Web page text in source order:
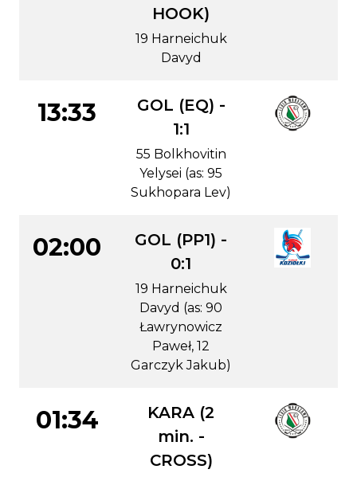
HOOK)
19 Harneichuk
Davyd
13:33
GOL (EQ) -
1:1
55 Bolkhovitin
Yelysei (as: 95
Sukhopara Lev)
02:00
GOL (PP1) -
0:1
19 Harneichuk
Davyd (as: 90
Ławrynowicz
Paweł, 12
Garczyk Jakub)
01:34
KARA (2
min. -
CROSS)